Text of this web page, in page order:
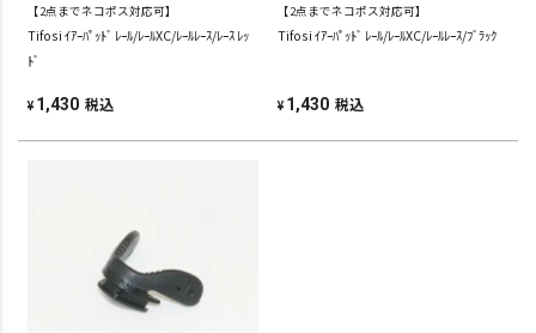
【2点までネコポス対応可】
Tifosi ｲｱｰﾊﾟｯﾄﾞ ﾚｰﾙ/ﾚｰﾙXC/ﾚｰﾙﾚｰｽ/ﾚｰｽ ﾚｯ
ﾄﾞ
¥ 1,430 税込
【2点までネコポス対応可】
Tifosi ｲｱｰﾊﾟｯﾄﾞ ﾚｰﾙ/ﾚｰﾙXC/ﾚｰﾙﾚｰｽ/ﾌﾞﾗｯｸ
¥ 1,430 税込